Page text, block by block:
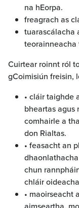
na hEorpa.
freagrach as
tuarascálacha
Cuirtear roinnt ról
gCoimisiún freisin,
• cláir taighde
bheartas agus
comhairle a
don Rialtas.
• feasacht an
chun
chláir
• maoirseacht
aimseartha,